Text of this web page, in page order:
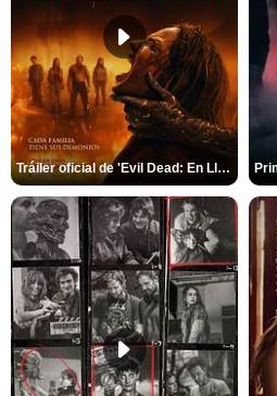
Tráiler oficial de 'Evil Dead: En Llamas'